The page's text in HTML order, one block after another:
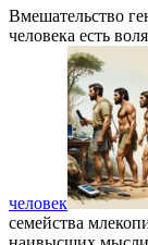
Вмешательство
человека есть
человек
семейства